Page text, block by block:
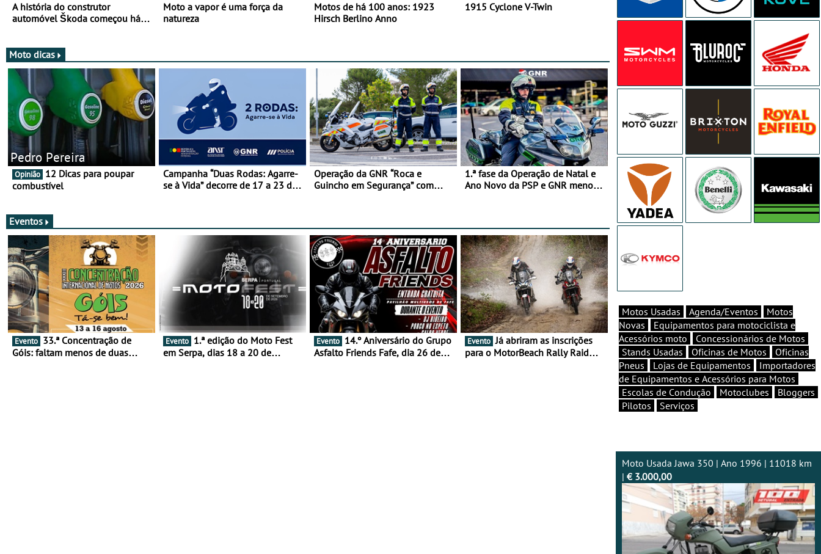
A história do construtor
automóvel Škoda começou há
Moto a vapor é uma força da
natureza
Motos de há 100 anos: 1923
Hirsch Berlino Anno
1915 Cyclone V-Twin
Moto dicas
Pedro Pereira
Opinião
combustível
Campanha “Duas Rodas: Agarre-
se à Vida” decorre de 17 a 23 de
Operação da GNR “Roca e
Guincho em Segurança” com
1.ª fase da Operação de Natal e
Ano Novo da PSP e GNR menos
Eventos
Evento
Góis: faltam menos de duas
Evento
em Serpa, dias 18 a 20 de
Evento
Asfalto Friends Fafe, dia 26 de
Evento Já abriram as inscrições
para o MotorBeach Rally Raid
Motos Usadas Agenda/Eventos
Motos
Novas
Equipamentos para motociclista e
Acessórios moto
Concessionários de Motos
Stands Usadas
Oficinas de Motos
Oficinas
Pneus
Lojas de Equipamentos
Importadores
de Equipamentos e Acessórios para Motos
Escolas de Condução
Motoclubes
Bloggers
Pilotos
Serviços
Moto Usada Jawa 350 | Ano 1996 | 11018 km
| € 3.000,00